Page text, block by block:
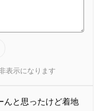
表示になります
んと思ったけど着地